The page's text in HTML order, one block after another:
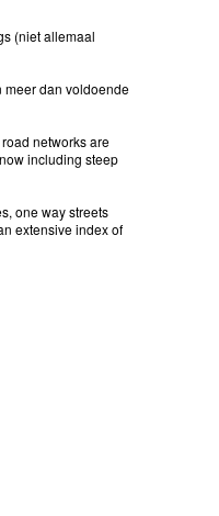
(niet allemaal
meer dan voldoende
networks are
including steep
one way streets
extensive index of